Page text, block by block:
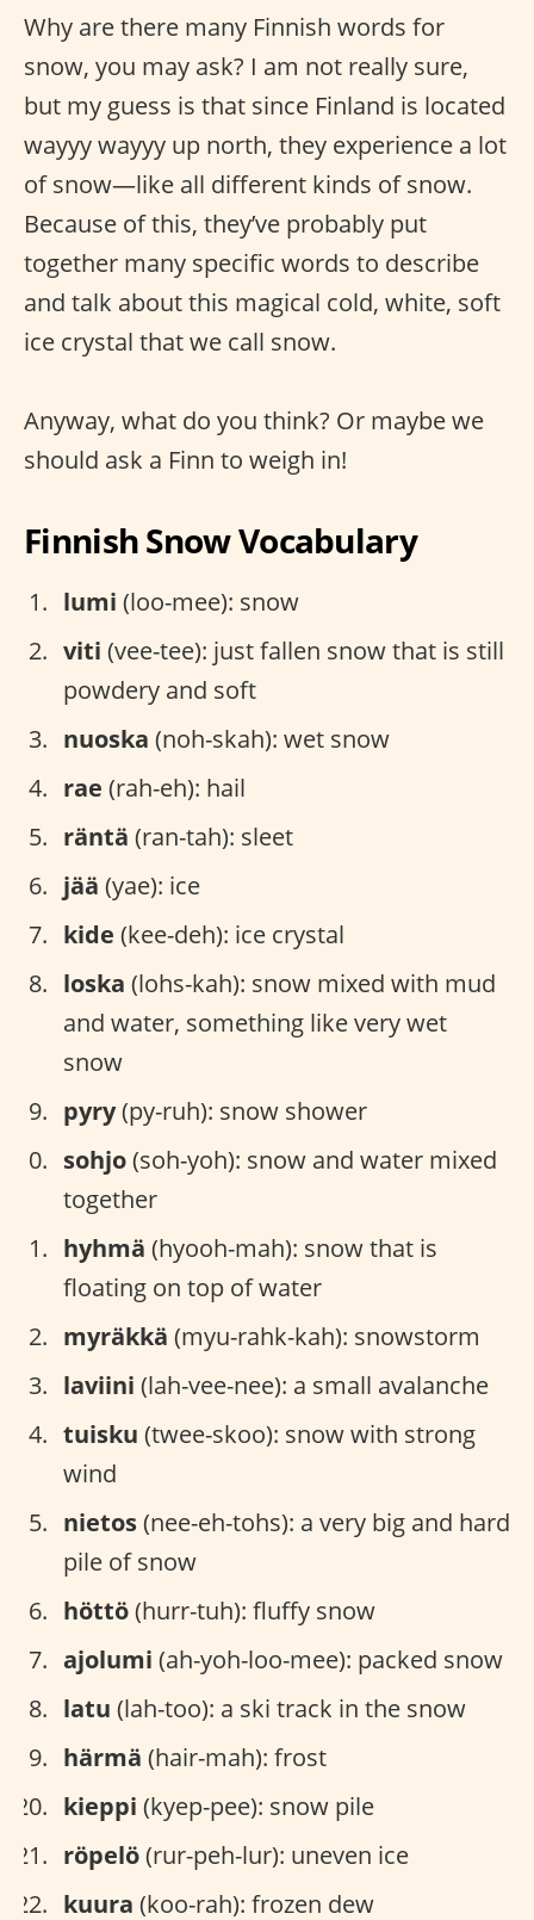
Why are there many Finnish words for
snow, you may ask? I am not really sure,
but my guess is that since Finland is located
wayyy wayyy up north, they experience a lot
of snow—like all different kinds of snow.
Because of this, they’ve probably put
together many specific words to describe
and talk about this magical cold, white, soft
ice crystal that we call snow.
Anyway, what do you think? Or maybe we
should ask a Finn to weigh in!
Finnish Snow Vocabulary
lumi (loo-mee): snow
viti (vee-tee): just fallen snow that is still
powdery and soft
nuoska (noh-skah): wet snow
rae (rah-eh): hail
räntä (ran-tah): sleet
jää (yae): ice
kide (kee-deh): ice crystal
loska (lohs-kah): snow mixed with mud
and water, something like very wet
snow
pyry(py-ruh): snow shower
sohjo(soh-yoh): snow and water mixed
together
hyhmä (hyooh-mah): snow that is
floating on top of water
myräkkä (myu-rahk-kah): snowstorm
laviini (lah-vee-nee): a small avalanche
tuisku (twee-skoo): snow with strong
wind
nietos(nee-eh-tohs): a very big and hard
pile of snow
höttö(hurr-tuh): fluffy snow
ajolumi (ah-yoh-loo-mee): packed snow
latu (lah-too): a ski track in the snow
härmä (hair-mah): frost
kieppi (kyep-pee): snow pile
röpelö(rur-peh-lur): uneven ice
kuura (koo-rah): frozen dew